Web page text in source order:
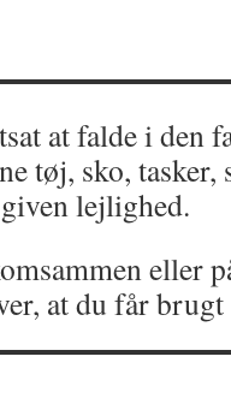
at falde i den
tøj, sko, tasker,
lejlighed.
eller
at du får